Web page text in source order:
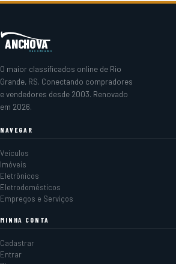
ANCHOVA
classificados
O maior classificados online de Rio
Grande, RS. Conectando compradores
e vendedores desde 2003. Renovado
em 2026.
NAVEGAR
Veículos
Imóveis
Eletrônicos
Eletrodomésticos
Empregos e Serviços
MINHA CONTA
Cadastrar
Entrar